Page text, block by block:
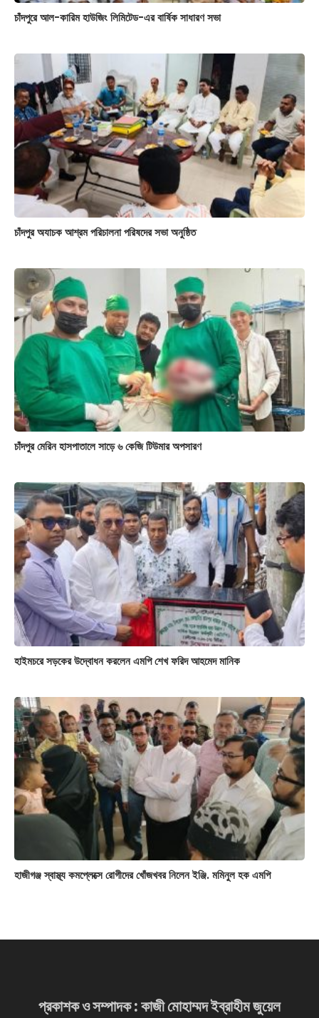
চাঁদপুরে আল-কারিম হাউজিং লিমিটেড-এর বার্ষিক সাধারণ সভা
চাঁদপুর অযাচক আশ্রম পরিচালনা পরিষদের সভা অনুষ্ঠিত
চাঁদপুর মেরিন হাসপাতালে সাড়ে ৬ কেজি টিউমার অপসারণ
হাইমচরে সড়কের উদ্বোধন করলেন এমপি শেখ ফরিদ আহমেদ মানিক
হাজীগঞ্জ স্বাস্থ্য কমপ্লেক্সে রোগীদের খোঁজখবর নিলেন ইঞ্জি. মমিনুল হক এমপি
প্রকাশক ও সম্পাদক : কাজী মোহাম্মদ ইব্রাহীম জুয়েল